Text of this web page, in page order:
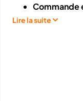
Commande
Large choix
Lire la suite